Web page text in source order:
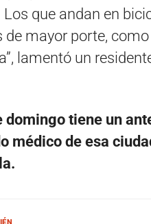
que andan en
de mayor porte,
lamentó un
domingo tiene un
médico de esa